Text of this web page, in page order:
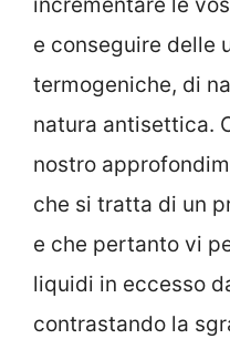
incrementare le
e conseguire delle
termogeniche, di
natura antisettica.
nostro
che si tratta di un
e che pertanto vi
liquidi in eccesso
contrastando la